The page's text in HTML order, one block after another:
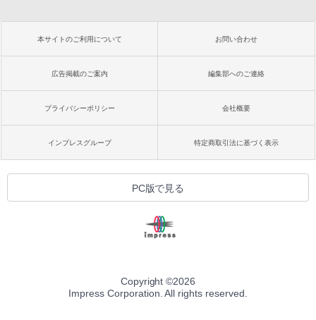
本サイトのご利用について お問い合わせ
広告掲載のご案内 編集部へのご連絡
プライバシーポリシー 会社概要
インプレスグループ 特定商取引法に基づく表示
PC版で見る
Copyright ©2026
Impress Corporation. All rights reserved.